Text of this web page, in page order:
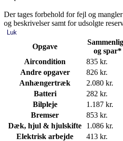
Der tages forbehold for fejl og
og beskrivelser samt for udsolgte
Luk
Opgave
og spar*
Aircondition
835 kr.
Andre opgaver
826 kr.
Anhængertræk
2.080 kr.
Batteri
282 kr.
Bilpleje
1.187 kr.
Bremser
853 kr.
Dæk, hjul & hjulskifte
1.086 kr.
Elektrisk arbejde
413 kr.